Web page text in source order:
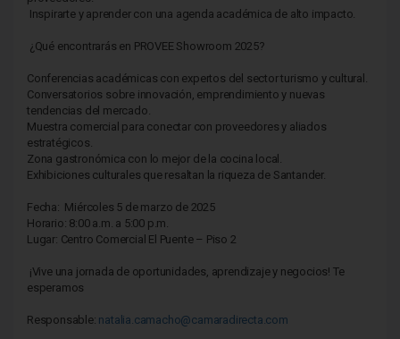
Inspirarte y aprender con una agenda académica de alto impacto.
¿Qué encontrarás en PROVEE Showroom 2025?
Conferencias académicas con expertos del sector turismo y cultural.
Conversatorios sobre innovación, emprendimiento y nuevas
tendencias del mercado.
Muestra comercial para conectar con proveedores y aliados
estratégicos.
Zona gastronómica con lo mejor de la cocina local.
Exhibiciones culturales que resaltan la riqueza de Santander.
Fecha: Miércoles 5 de marzo de 2025
Horario: 8:00 a.m. a 5:00 p.m.
Lugar: Centro Comercial El Puente – Piso 2
¡Vive una jornada de oportunidades, aprendizaje y negocios! Te
esperamos
Responsable: natalia.camacho@camaradirecta.com